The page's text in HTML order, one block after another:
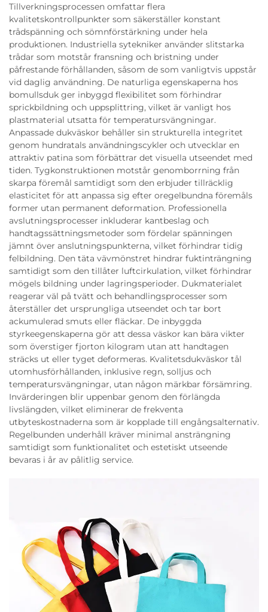
Tillverkningsprocessen omfattar flera
kvalitetskontrollpunkter som säkerställer konstant
trådspänning och sömnförstärkning under hela
produktionen. Industriella sytekniker använder slitstarka
trådar som motstår fransning och bristning under
påfrestande förhållanden, såsom de som vanligtvis uppstår
vid daglig användning. De naturliga egenskaperna hos
bomullsduk ger inbyggd flexibilitet som förhindrar
sprickbildning och uppsplittring, vilket är vanligt hos
plastmaterial utsatta för temperatursvängningar.
Anpassade dukväskor behåller sin strukturella integritet
genom hundratals användningscykler och utvecklar en
attraktiv patina som förbättrar det visuella utseendet med
tiden. Tygkonstruktionen motstår genomborrning från
skarpa föremål samtidigt som den erbjuder tillräcklig
elasticitet för att anpassa sig efter oregelbundna föremåls
former utan permanent deformation. Professionella
avslutningsprocesser inkluderar kantbeslag och
handtagssättningsmetoder som fördelar spänningen
jämnt över anslutningspunkterna, vilket förhindrar tidig
felbildning. Den täta vävmönstret hindrar fuktinträngning
samtidigt som den tillåter luftcirkulation, vilket förhindrar
mögels bildning under lagringsperioder. Dukmaterialet
reagerar väl på tvätt och behandlingsprocesser som
återställer det ursprungliga utseendet och tar bort
ackumulerad smuts eller fläckar. De inbyggda
styrkeegenskaperna gör att dessa väskor kan bära vikter
som överstiger fjorton kilogram utan att handtagen
sträcks ut eller tyget deformeras. Kvalitetsdukväskor tål
utomhusförhållanden, inklusive regn, solljus och
temperatursvängningar, utan någon märkbar försämring.
Invärderingen blir uppenbar genom den förlängda
livslängden, vilket eliminerar de frekventa
utbyteskostnaderna som är kopplade till engångsalternativ.
Regelbunden underhåll kräver minimal ansträngning
samtidigt som funktionalitet och estetiskt utseende
bevaras i år av pålitlig service.